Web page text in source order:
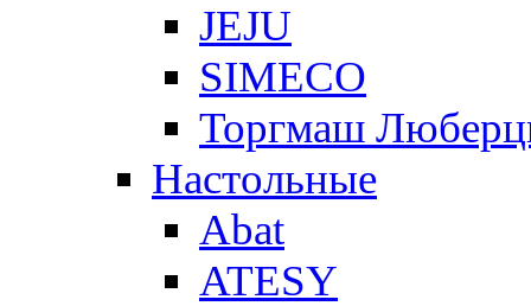
JEJU
SIMECO
Торгмаш
Настольные
Abat
ATESY